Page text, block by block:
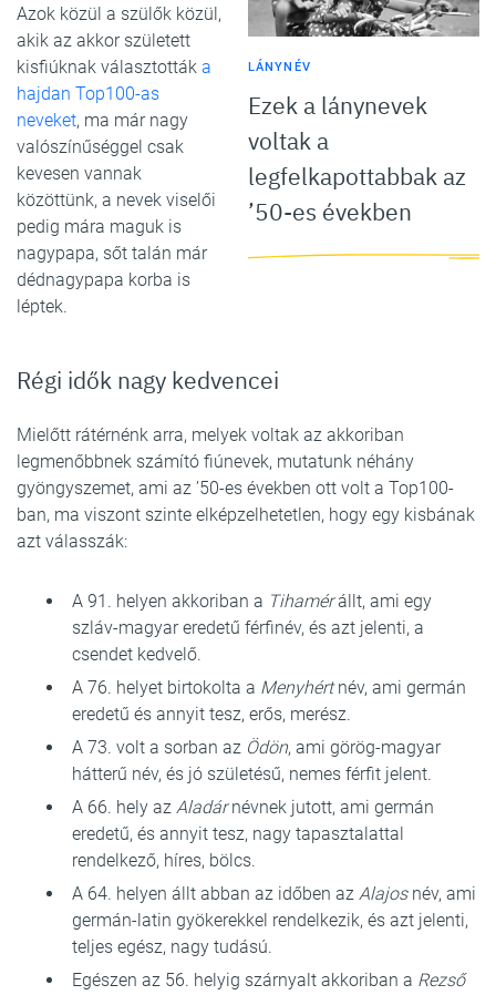
LÁNYNÉV
Ezek a lánynevek
voltak a
legfelkapottabbak az
’50-es években
Azok közül a szülők közül,
akik az akkor született
kisfiúknak választották a
hajdan Top100-as
neveket, ma már nagy
valószínűséggel csak
kevesen vannak
közöttünk, a nevek viselői
pedig mára maguk is
nagypapa, sőt talán már
dédnagypapa korba is
léptek.
Régi idők nagy kedvencei
Mielőtt rátérnénk arra, melyek voltak az akkoriban
legmenőbbnek számító fiúnevek, mutatunk néhány
gyöngyszemet, ami az ’50-es években ott volt a Top100-
ban, ma viszont szinte elképzelhetetlen, hogy egy kisbának
azt válasszák:
A 91. helyen akkoriban a Tihamérállt, ami egy
szláv-magyar eredetű férfinév, és azt jelenti, a
csendet kedvelő.
A 76. helyet birtokolta a Menyhértnév, ami germán
eredetű és annyit tesz, erős, merész.
A 73. volt a sorban az Ödön, ami görög-magyar
hátterű név, és jó születésű, nemes férfit jelent.
A 66. hely az Aladárnévnek jutott, ami germán
eredetű, és annyit tesz, nagy tapasztalattal
rendelkező, híres, bölcs.
A 64. helyen állt abban az időben az Alajosnév, ami
germán-latin gyökerekkel rendelkezik, és azt jelenti,
teljes egész, nagy tudású.
Egészen az 56. helyig szárnyalt akkoriban a Rezső